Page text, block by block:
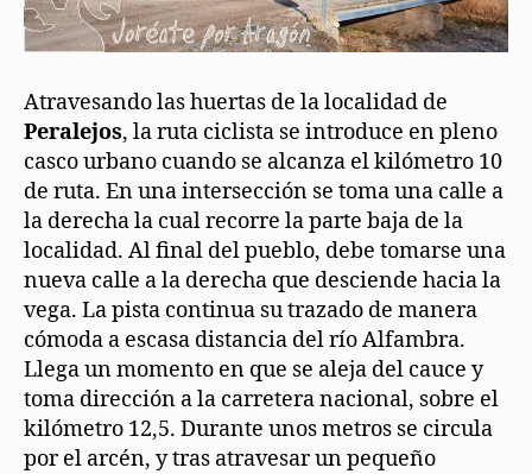
Atravesando las huertas de la localidad de
Peralejos, la ruta ciclista se introduce en pleno
casco urbano cuando se alcanza el kilómetro 10
de ruta. En una intersección se toma una calle a
la derecha la cual recorre la parte baja de la
localidad. Al final del pueblo, debe tomarse una
nueva calle a la derecha que desciende hacia la
vega. La pista continua su trazado de manera
cómoda a escasa distancia del río Alfambra.
Llega un momento en que se aleja del cauce y
toma dirección a la carretera nacional, sobre el
kilómetro 12,5. Durante unos metros se circula
por el arcén, y tras atravesar un pequeño